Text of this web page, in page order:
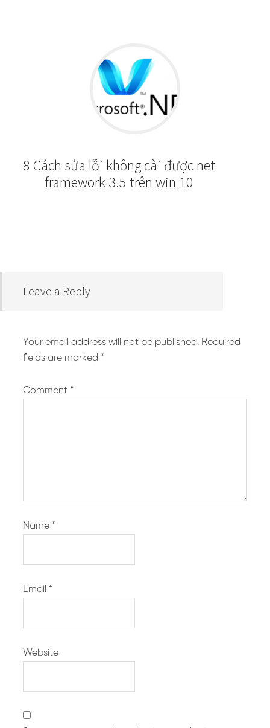
8 Cách sửa lỗi không cài được net
framework 3.5 trên win 10
Leave a Reply
Your email address will not be published. Required
fields are marked *
Comment *
Name *
Email *
Website